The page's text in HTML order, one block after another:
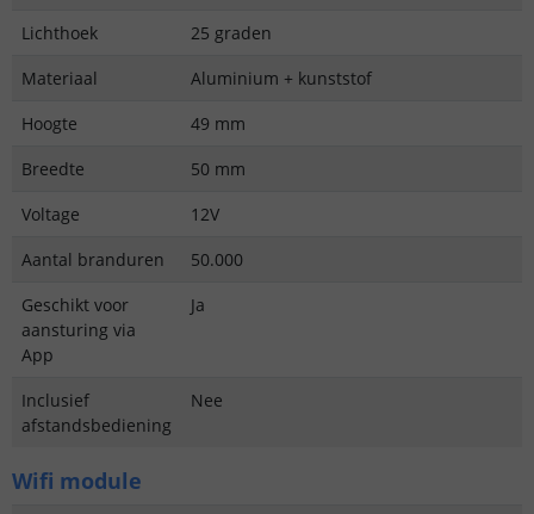
Lichthoek
25 graden
Materiaal
Aluminium + kunststof
Hoogte
49 mm
Breedte
50 mm
Voltage
12V
Aantal branduren
50.000
Geschikt voor
aansturing via
App
Ja
Inclusief
afstandsbediening
Nee
Wifi module